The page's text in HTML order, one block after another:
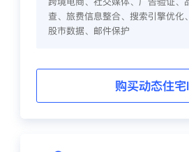
查、旅费信息整合、搜索引擎优化
股市数据、邮件保护
购买动态住宅